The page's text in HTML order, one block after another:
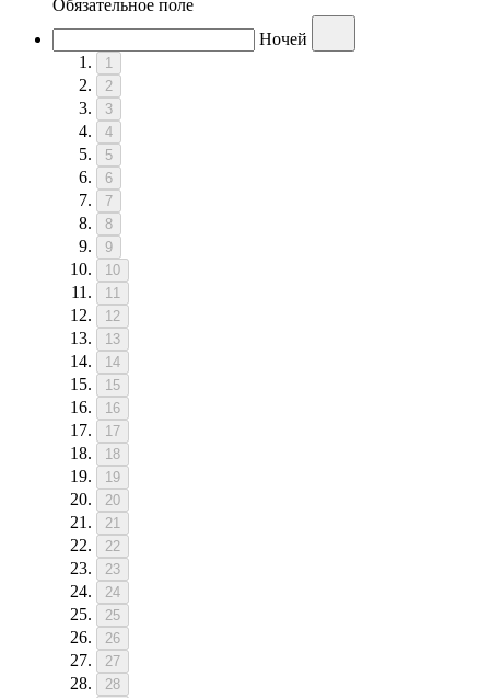
Обязательное поле
Ночей
1
2
3
4
5
6
7
8
9
10
11
12
13
14
15
16
17
18
19
20
21
22
23
24
25
26
27
28